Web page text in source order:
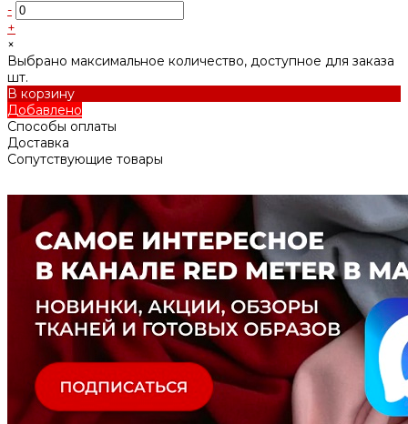
-
+
×
Выбрано максимальное количество, доступное для заказа
шт.
В корзину
Добавлено
Способы оплаты
Доставка
Сопутствующие товары